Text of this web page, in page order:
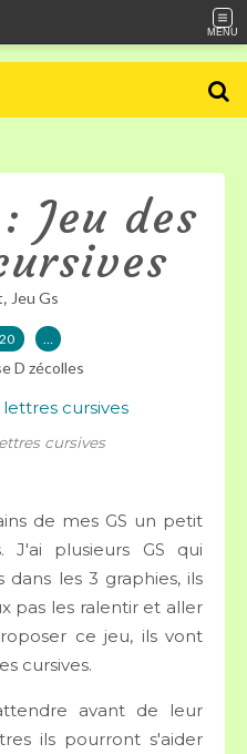
MENU
Jeu des
, Jeu Gs
…
D zécolles
cursives
de mes GS un petit
J'ai plusieurs GS qui
dans les 3 graphies, ils
pas les ralentir et aller
ce jeu, ils vont
cursives.
avant de leur
ils pourront s'aider